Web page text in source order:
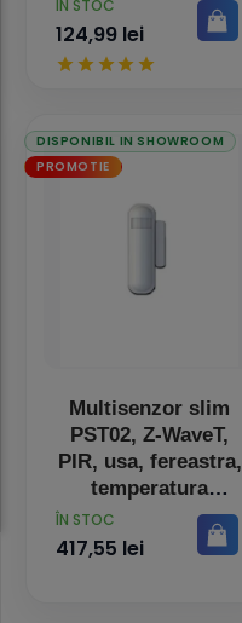
ÎN STOC
124,99 lei
DISPONIBIL IN SHOWROOM
PROMOTIE
Multisenzor slim
PST02, Z-WaveT,
PIR, usa, fereastra,
temperatura
PRET
ÎN STOC
417,55 lei